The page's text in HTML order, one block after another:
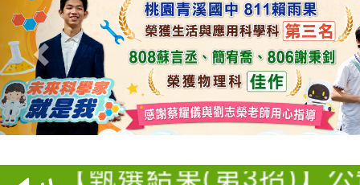
【甄選結果(第11招)】
學年度第1學期第7次代
【甄選結果(第3招)】